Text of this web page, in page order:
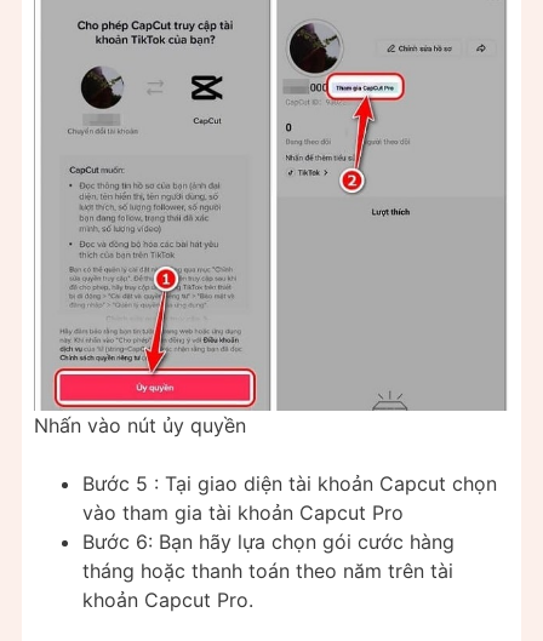
Nhấn vào nút ủy quyền
Bước 5 : Tại giao diện tài khoản Capcut chọn
vào tham gia tài khoản Capcut Pro
Bước 6: Bạn hãy lựa chọn gói cước hàng
tháng hoặc thanh toán theo năm trên tài
khoản Capcut Pro.